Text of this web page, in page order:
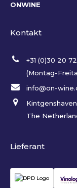
ONWINE
Kontakt
+31 (0)30 20
(Montag-
info@on-
Kintgenshaven
The
Lieferant